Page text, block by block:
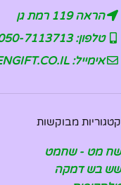
הראה 119 רמת גן
טלפון: 050-7113713
אימייל: SHOP@TENGIFT.CO.IL
קטגוריות מבוקשות
שח מט - שחמט
שש בש דמקה